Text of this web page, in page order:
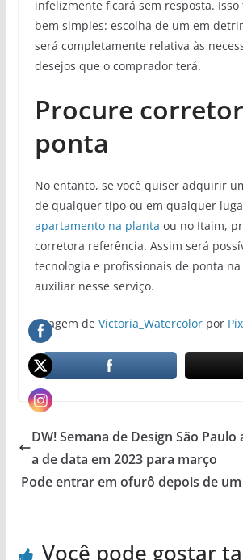
infelizmente ficará sem resposta.
bem simples: escolha de um em
será completamente relativa às
desejos que o comprador terá.
Procure
ponta
No entanto, se você quiser adquirir
de qualquer tipo ou em qualquer
apartamento na planta ou no Itaim,
corretora referência. Assim será
tecnologia e profissionais de ponta
auxiliar nesse serviço.
Imagem de Victoria_Watercolorpor
DW! Semana de Design São
a de data em 2023 para março
Pode entrar em ofurô depois de
Você pode gostar